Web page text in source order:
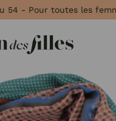
54 - Pour toutes les
cookies